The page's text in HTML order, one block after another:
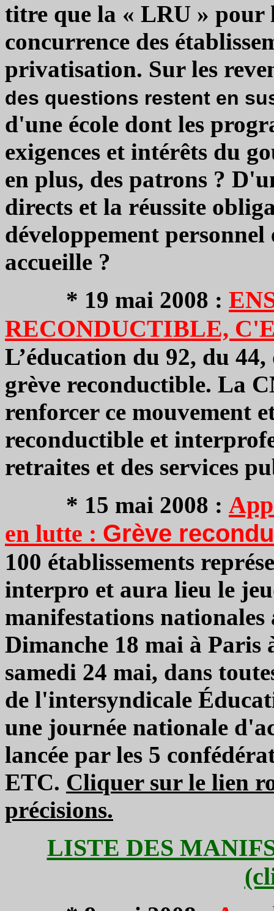
titre que la « LRU » pour
concurrence des
privatisation. Sur les
des questions restent en
d'une école dont les
exigences et intérêts du
en plus, des patrons ?
directs et la réussite
développement
accueille ?
* 19 mai 2008 :
RECONDUCTIBLE,
L’éducation du 92, du
grève reconductible. La
renforcer ce mouvement
reconductible et
retraites et des services
* 15 mai 2008 :
en lutte : Grève
100 établissements
interpro et aura lieu le
manifestations nationales
Dimanche 18 mai à
samedi 24 mai, dans
de l'intersyndicale
une journée nationale
lancée par les 5
ETC. Cliquer sur le lien
précisions.
LISTE DES